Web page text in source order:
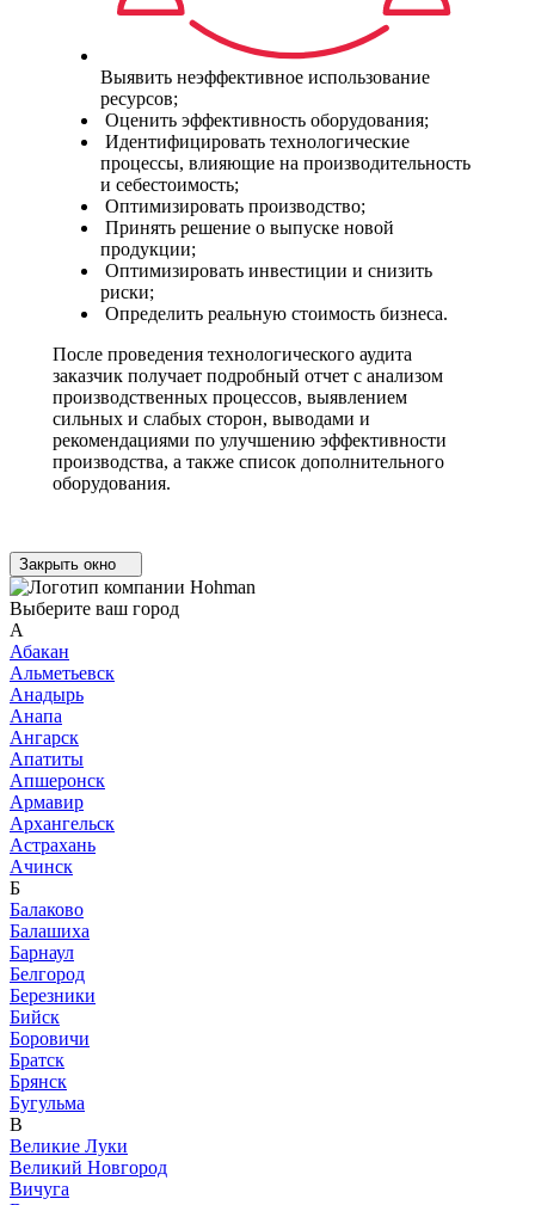
Выявить неэффективное использование
ресурсов;
Оценить эффективность оборудования;
Идентифицировать технологические
процессы, влияющие на производительность
и себестоимость;
Оптимизировать производство;
Принять решение о выпуске новой
продукции;
Оптимизировать инвестиции и снизить
риски;
Определить реальную стоимость бизнеса.
После проведения технологического аудита
заказчик получает подробный отчет с анализом
производственных процессов, выявлением
сильных и слабых сторон, выводами и
рекомендациями по улучшению эффективности
производства, а также список дополнительного
оборудования.
Закрыть окно
Выберите ваш город
А
Абакан
Альметьевск
Анадырь
Анапа
Ангарск
Апатиты
Апшеронск
Армавир
Архангельск
Астрахань
Ачинск
Б
Балаково
Балашиха
Барнаул
Белгород
Березники
Бийск
Боровичи
Братск
Брянск
Бугульма
В
Великие Луки
Великий Новгород
Вичуга